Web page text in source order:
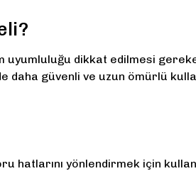
uyumluluğu dikkat edilmesi
güvenli ve uzun ömürlü
yönlendirmek için